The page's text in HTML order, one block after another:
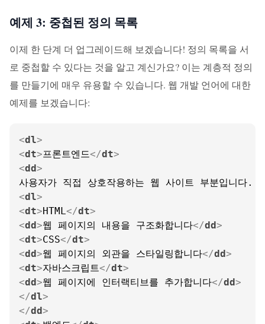
예제 3: 중첩된 정의 목록
이제 한 단계 더 업그레이드해 보겠습니다! 정의 목록을 서
로 중첩할 수 있다는 것을 알고 계신가요? 이는 계층적 정의
를 만들기에 매우 유용할 수 있습니다. 웹 개발 언어에 대한
예제를 보겠습니다:
<dl>
<dt>프론트엔드</dt>
<dd>
<dl>
<dt>HTML</dt>
<dd>웹 페이지의 내용을 구조화합니다</dd>
<dt>CSS</dt>
<dd>웹 페이지의 외관을 스타일링합니다</dd>
<dt>자바스크립트</dt>
<dd>웹 페이지에 인터랙티브를 추가합니다</dd>
</dl>
</dd>